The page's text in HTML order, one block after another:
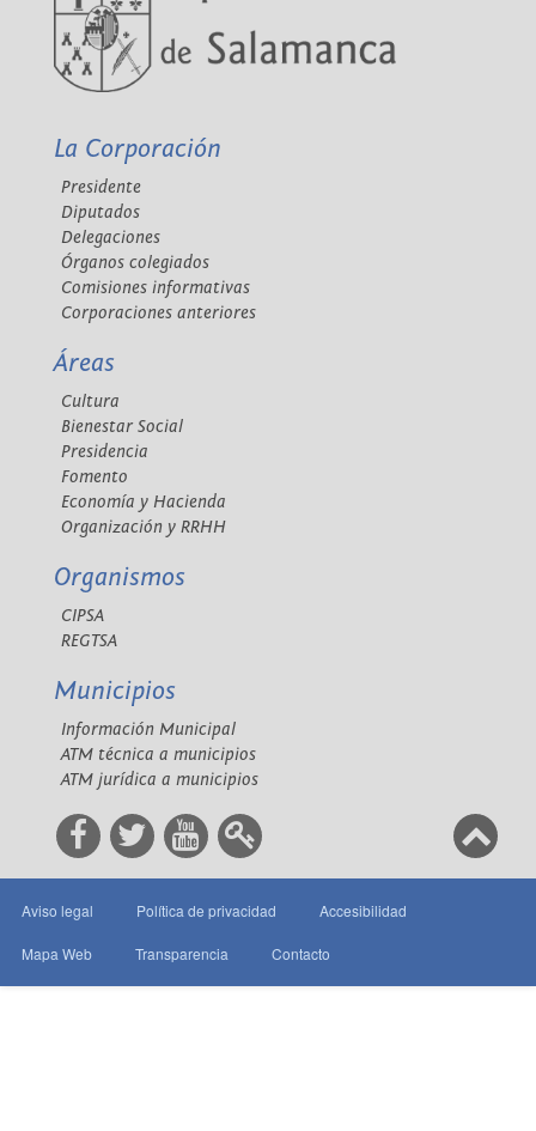
La Corporación
Presidente
Diputados
Delegaciones
Órganos colegiados
Comisiones informativas
Corporaciones anteriores
Áreas
Cultura
Bienestar Social
Presidencia
Fomento
Economía y Hacienda
Organización y RRHH
Organismos
CIPSA
REGTSA
Municipios
Información Municipal
ATM técnica a municipios
ATM jurídica a municipios
Aviso legal Política de privacidad Accesibilidad
Mapa Web Transparencia Contacto